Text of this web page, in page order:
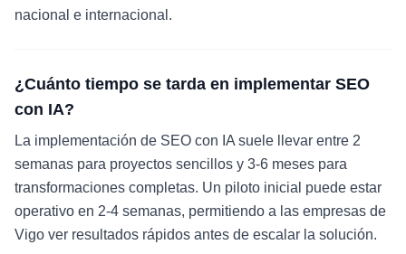
nacional e internacional.
¿Cuánto tiempo se tarda en implementar SEO
con IA?
La implementación de SEO con IA suele llevar entre 2
semanas para proyectos sencillos y 3-6 meses para
transformaciones completas. Un piloto inicial puede estar
operativo en 2-4 semanas, permitiendo a las empresas de
Vigo ver resultados rápidos antes de escalar la solución.